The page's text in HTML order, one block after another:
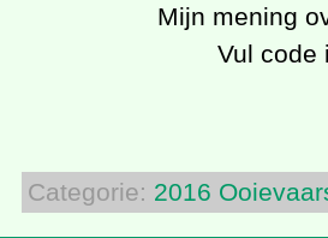
Mijn mening
Vul
Categorie: 2016